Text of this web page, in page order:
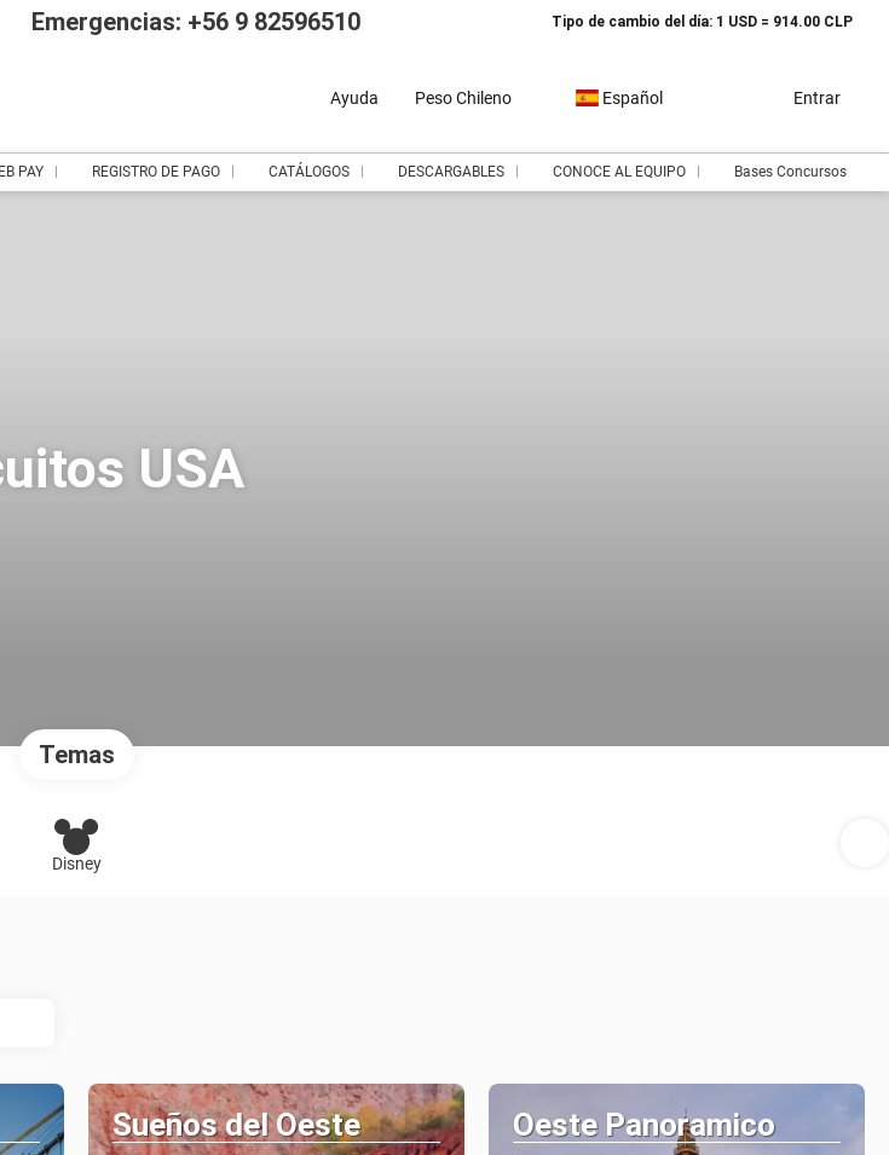
Emergencias: +56 9 82596510 Tipo de cambio del día: 1 USD = 914.00 CLP
Ayuda Peso Chileno Español Entrar
PAY REGISTRO DE PAGO CATÁLOGOS DESCARGABLES CONOCE AL EQUIPO Bases Concursos
USA
Temas
Disney
Sueños del Oeste Oeste Panoramico